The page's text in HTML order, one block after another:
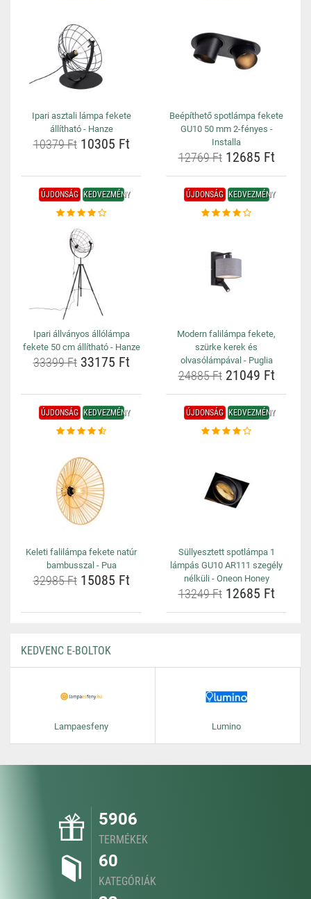
Ipari asztali lámpa fekete
állítható - Hanze
10379 Ft10305 Ft
Beépíthető spotlámpa fekete
GU10 50 mm 2-fényes -
Installa
12769 Ft12685 Ft
ÚJDONSÁG KEDVEZMÉNY
Ipari állványos állólámpa
fekete 50 cm állítható - Hanze
33399 Ft33175 Ft
ÚJDONSÁG KEDVEZMÉNY
Modern falilámpa fekete,
szürke kerek és
olvasólámpával - Puglia
24885 Ft21049 Ft
ÚJDONSÁG KEDVEZMÉNY
Keleti falilámpa fekete natúr
bambusszal - Pua
32985 Ft15085 Ft
ÚJDONSÁG KEDVEZMÉNY
Süllyesztett spotlámpa 1
lámpás GU10 AR111 szegély
nélküli - Oneon Honey
13249 Ft12685 Ft
KEDVENC E-BOLTOK
Lampaesfeny Lumino
5906
TERMÉKEK
60
KATEGÓRIÁK